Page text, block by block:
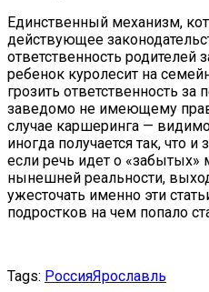
Единственный механизм,
действующее
ответственность родителей
ребенок куролесит на
грозить ответственность за
заведомо не имеющему
случае каршеринга —
иногда получается так, что
если речь идет о
нынешней реальности,
ужесточать именно эти
подростков на чем попало
Tags: РоссияЯрославль